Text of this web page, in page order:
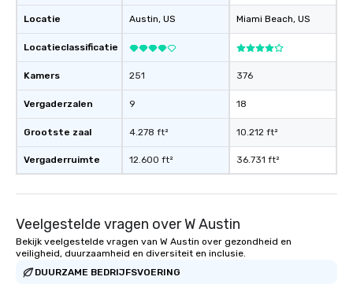
Locatie
Locatieclassificatie
Kamers
Vergaderzalen
Grootste zaal
Vergaderruimte
Austin, US
251
9
4.278 ft²
12.600 ft²
Miami Beach, US
376
18
10.212 ft²
36.731 ft²
Veelgestelde vragen over W Austin
Bekijk veelgestelde vragen van W Austin over gezondheid en
veiligheid, duurzaamheid en diversiteit en inclusie.
DUURZAME BEDRIJFSVOERING